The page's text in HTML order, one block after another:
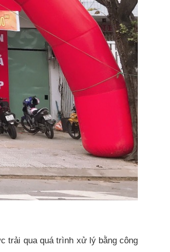
trải qua quá trình xử lý bằng công